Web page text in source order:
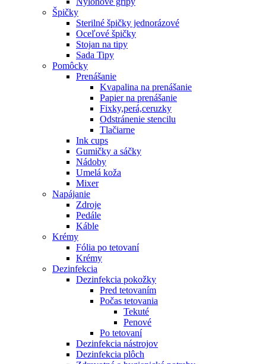
Špičky
Sterilné špičky jednorázové
Oceľové špičky
Stojan na tipy
Sada Tipy
Pomôcky
Prenášanie
Kvapalina na prenášanie
Papier na prenášanie
Fixky,perá,ceruzky
Odstránenie stencilu
Tlačiarne
Ink cups
Gumičky a sáčky
Nádoby
Umelá koža
Mixer
Napájanie
Zdroje
Pedále
Káble
Krémy
Fólia po tetovaní
Krémy
Dezinfekcia
Dezinfekcia pokožky
Pred tetovaním
Počas tetovania
Tekuté
Penové
Po tetovaní
Dezinfekcia nástrojov
Dezinfekcia plôch